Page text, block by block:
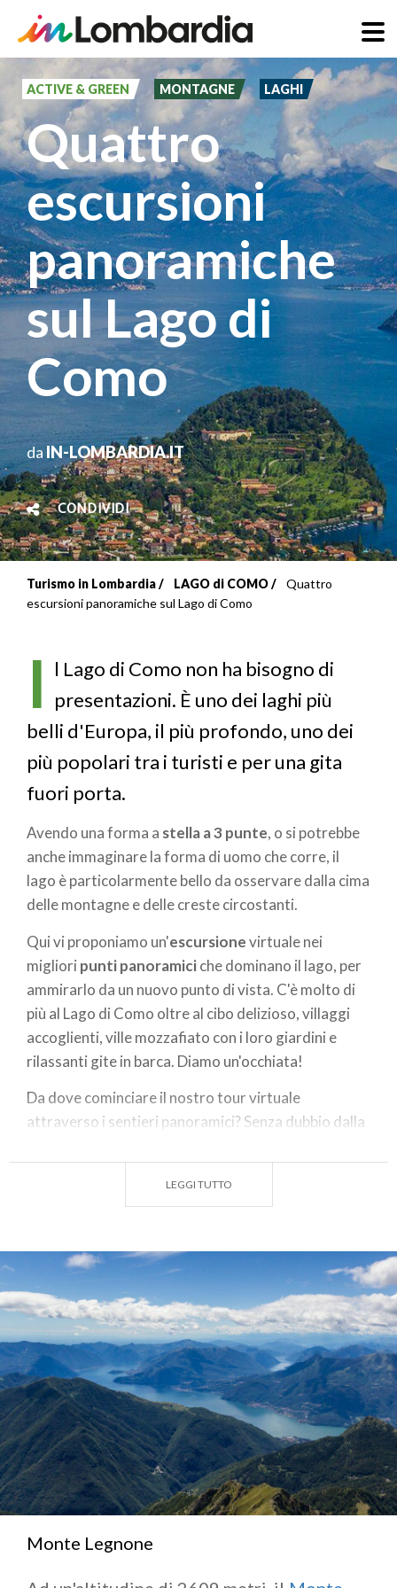
contenuto
principale
ACTIVE & GREEN MONTAGNE LAGHI
Quattro
escursioni
panoramiche
sul Lago di
Como
da IN-LOMBARDIA.IT
CONDIVIDI
Briciole
pane
Turismo in Lombardia LAGO di COMO
Quattro
escursioni panoramiche sul Lago di Como
I l Lago di Como non ha bisogno di
presentazioni. È uno dei laghi più
belli d'Europa, il più profondo, uno dei
più popolari tra i turisti e per una gita
fuori porta.
Avendo una forma a stella a 3 punte, o si potrebbe
anche immaginare la forma di uomo che corre, il
lago è particolarmente bello da osservare dalla cima
delle montagne e delle creste circostanti.
Qui vi proponiamo un'escursionevirtuale nei
migliori punti panoramiciche dominano il lago, per
ammirarlo da un nuovo punto di vista. C'è molto di
più al Lago di Como oltre al cibo delizioso, villaggi
accoglienti, ville mozzafiato con i loro giardini e
rilassanti gite in barca. Diamo un'occhiata!
Da dove cominciare il nostro tour virtuale
attraverso i sentieri panoramici? Senza dubbio dalla
. Potrebbe sembrare di un'altezza
THANKS TO:PEAKVISOR.COM
LEGGI TUTTO
Monte Legnone